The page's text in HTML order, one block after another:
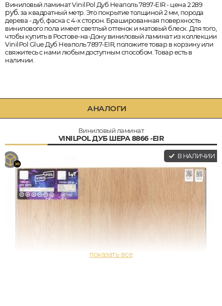
Виниловый ламинат VinilPol Дуб Неаполь 7897-EIR - цена 2 289
руб.за квадратный метр. Это покрытие толщиной 2 мм, порода
дерева - дуб, фаска с 4-х сторон. Брашированная поверхность
винилового пола имеет светлый оттенок и матовый блеск. Для того,
чтобы купить в Ростове-на-Дону виниловый ламинат из коллекции
VinilPol Glue Дуб Неаполь 7897-EIR, положите товар в корзину или
свяжитесь с нами любым доступным способом. Товар есть в
наличии.
АНАЛОГИ
Виниловый ламинат
VINILPOL ДУБ ШЕРА 8866 -EIR
В НАЛИЧИИ